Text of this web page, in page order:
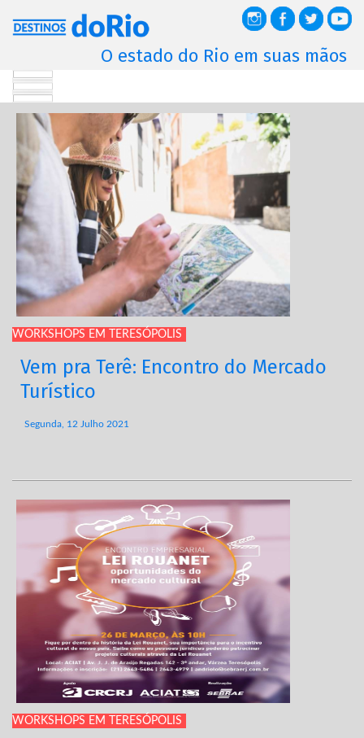
O estado do Rio em suas mãos
WORKSHOPS EM TERESÓPOLIS
Vem pra Terê: Encontro do Mercado
Turístico
Segunda, 12 Julho 2021
WORKSHOPS EM TERESÓPOLIS